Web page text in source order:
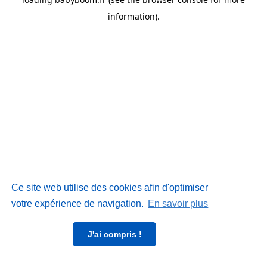
Ce site web utilise des cookies afin d'optimiser
votre expérience de navigation. En savoir plus
J'ai compris !
information).